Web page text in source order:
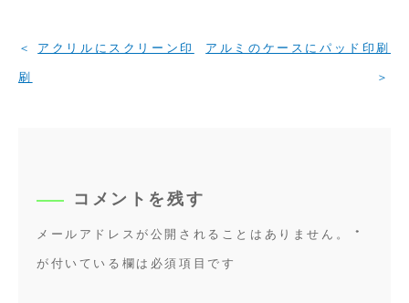
投
稿
シ
アクリルにスクリーン印
刷
アルミのケースにパッド印刷
コメントを残す
メールアドレスが公開されることはありません。
*
が付いている欄は必須項目です